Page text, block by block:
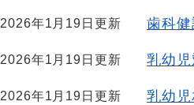
2026年1月19日更新 歯科
2026年1月19日更新 乳幼
2026年1月19日更新 乳幼